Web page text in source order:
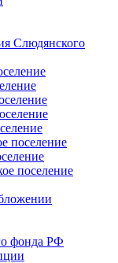
Слюдянского
поселение
поселение
фонда РФ